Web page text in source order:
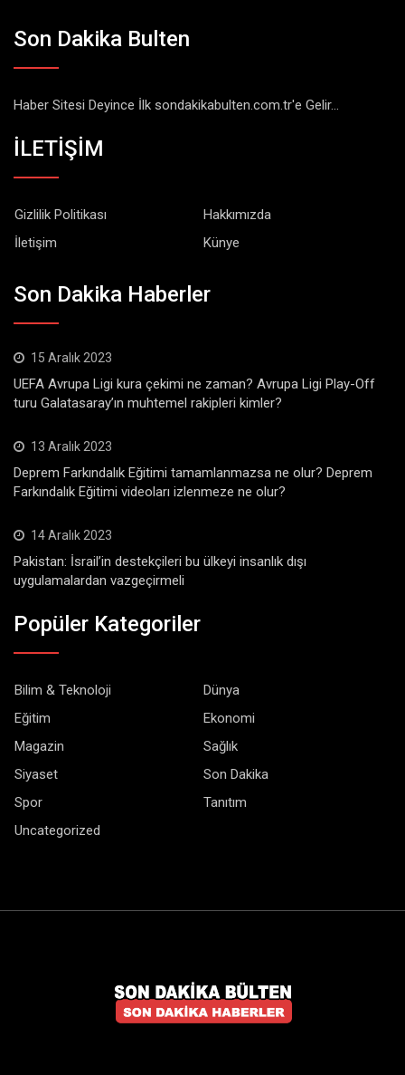
Son Dakika Bulten
Haber Sitesi Deyince İlk sondakikabulten.com.tr'e Gelir...
İLETİŞİM
Gizlilik Politikası
Hakkımızda
İletişim
Künye
Son Dakika Haberler
15 Aralık 2023
UEFA Avrupa Ligi kura çekimi ne zaman? Avrupa Ligi Play-Off
turu Galatasaray’ın muhtemel rakipleri kimler?
13 Aralık 2023
Deprem Farkındalık Eğitimi tamamlanmazsa ne olur? Deprem
Farkındalık Eğitimi videoları izlenmeze ne olur?
14 Aralık 2023
Pakistan: İsrail’in destekçileri bu ülkeyi insanlık dışı
uygulamalardan vazgeçirmeli
Popüler Kategoriler
Bilim & Teknoloji
Dünya
Eğitim
Ekonomi
Magazin
Sağlık
Siyaset
Son Dakika
Spor
Tanıtım
Uncategorized